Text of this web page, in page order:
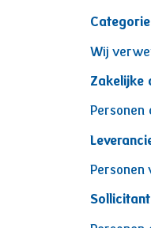
Wij
Zakelijke